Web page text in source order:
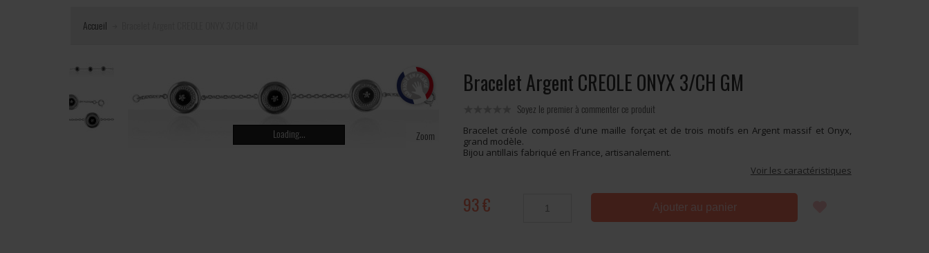
Accueil
Loading... Zoom
Bracelet Argent CREOLE ONYX 3/CH GM
Soyez le premier à commenter ce produit
Bracelet créole composé d'une maille forçat et de trois motifs en Argent massif et Onyx,
grand modèle.
Bijou antillais fabriqué en France, artisanalement.
Voir les caractéristiques
93 € Ajouter au panier